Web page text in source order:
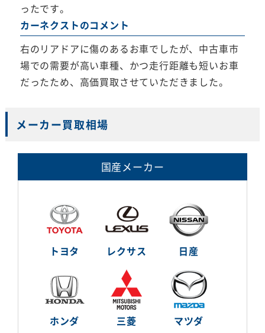
ったです。
カーネクストのコメント
右のリアドアに傷のあるお車でしたが、中古車市
場での需要が高い車種、かつ走行距離も短いお車
だったため、高価買取させていただきました。
メーカー買取相場
国産メーカー
トヨタ レクサス 日産
ホンダ 三菱 マツダ